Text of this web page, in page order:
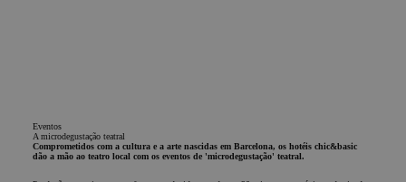
Eventos
A microdegustação teatral
Comprometidos com a cultura e a arte nascidas em Barcelona, os hotéis chic&basic
dão a mão ao teatro local com os eventos de 'microdegustação' teatral.